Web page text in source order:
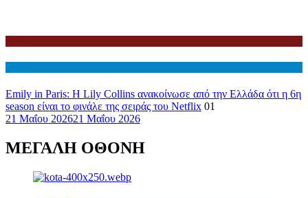
Emily in Paris: Η Lily Collins ανακοίνωσε από την Ελλάδα ότι η 6η
season είναι το φινάλε της σειράς του Netflix 01
21 Μαΐου 202621 Μαΐου 2026
ΜΕΓΑΛΗ ΟΘΟΝΗ